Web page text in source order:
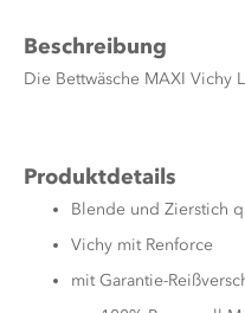
Beschreibung
Die Bettwäsche MAXI Vichy
Produktdetails
Blende und Zierstich
Vichy mit Renforce
mit Garantie-